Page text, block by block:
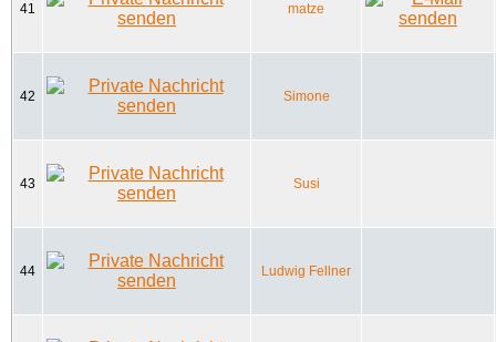
41 matze
42 Simone
43 Susi
44 Ludwig Fellner